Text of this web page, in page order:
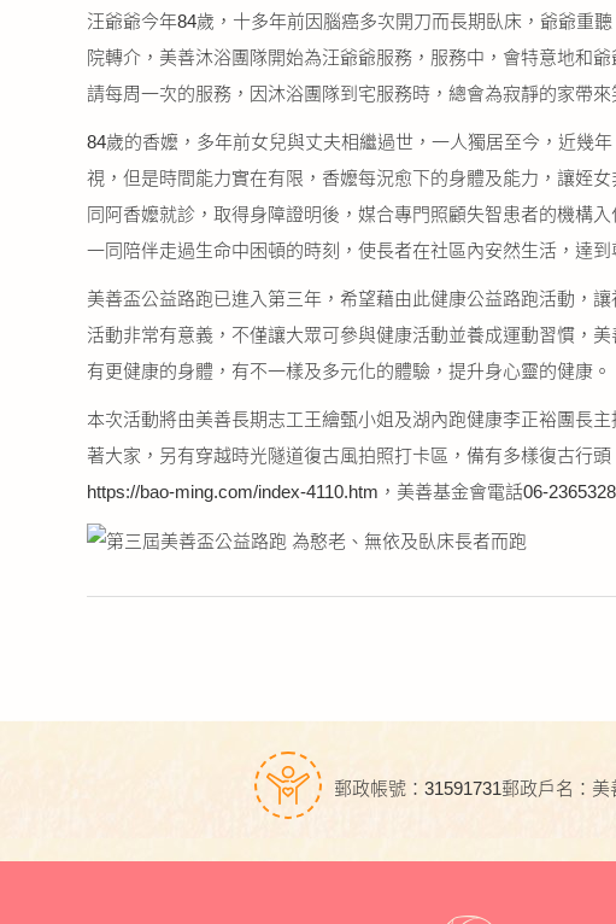
汪爺爺今年84歲，十多年前因腦癌多次開刀而長期臥床，爺爺重
院轉介，美善沐浴團隊開始為汪爺爺服務，服務中，會特意地和
請每周一次的服務，因沐浴團隊到宅服務時，總會為寂靜的家帶
84歲的香嬤，多年前女兒與丈夫相繼過世，一人獨居至今，近幾
視，但是時間能力實在有限，香嬤每況愈下的身體及能力，讓姪
同阿香嬤就診，取得身障證明後，媒合專門照顧失智患者的機構
一同陪伴走過生命中困頓的時刻，使長者在社區內安然生活，達到
美善盃公益路跑已進入第三年，希望藉由此健康公益路跑活動，
活動非常有意義，不僅讓大眾可參與健康活動並養成運動習慣，
有更健康的身體，有不一樣及多元化的體驗，提升身心靈的健康。
本次活動將由美善長期志工王繪甄小姐及湖內跑健康李正裕團長
著大家，另有穿越時光隧道復古風拍照打卡區，備有多樣復古行
https://bao-ming.com/index-4110.htm，美善基金會電話06-2365328
郵政帳號：31591731郵政戶名：美